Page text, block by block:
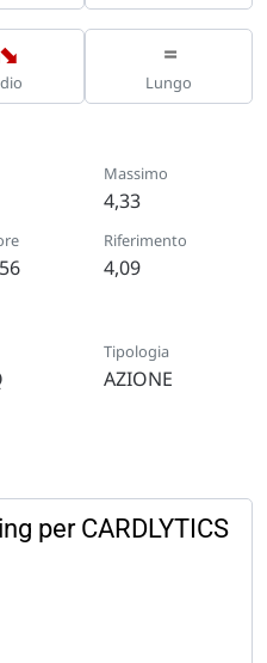
=
Lungo
Massimo
4,33
Riferimento
4,09
Tipologia
AZIONE
per CARDLYTICS